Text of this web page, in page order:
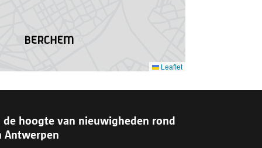
Leaflet
hoogte van nieuwigheden rond
Antwerpen